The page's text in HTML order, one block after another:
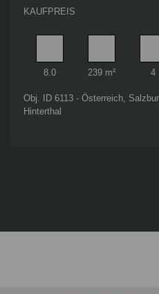
KAUFPREIS
Zimmer
8.0
Wohnfläche
239 m²
4
Obj. ID 6113 - Österreich,
Hinterthal